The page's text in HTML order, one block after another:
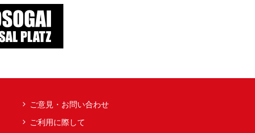
ご意見・お問い合わせ
ご利用に際して